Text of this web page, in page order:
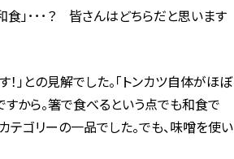
和食」･･･？ 皆さんはどちらだと思います
」との見解でした。「トンカツ自体がほぼ
すから。箸で食べるという点でも和食で
テゴリーの一品でした。でも、味噌を使い